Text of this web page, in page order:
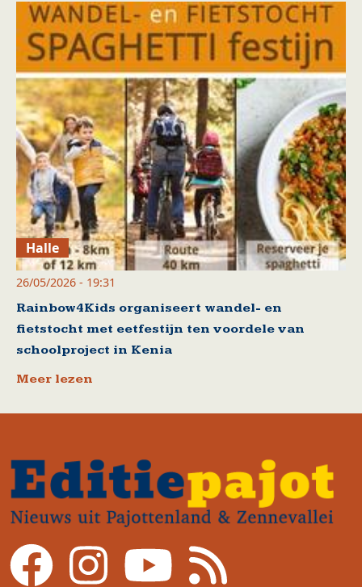
Halle
26/05/2026 - 19:31
Rainbow4Kids organiseert wandel- en
fietstocht met eetfestijn ten voordele van
schoolproject in Kenia
Meer lezen